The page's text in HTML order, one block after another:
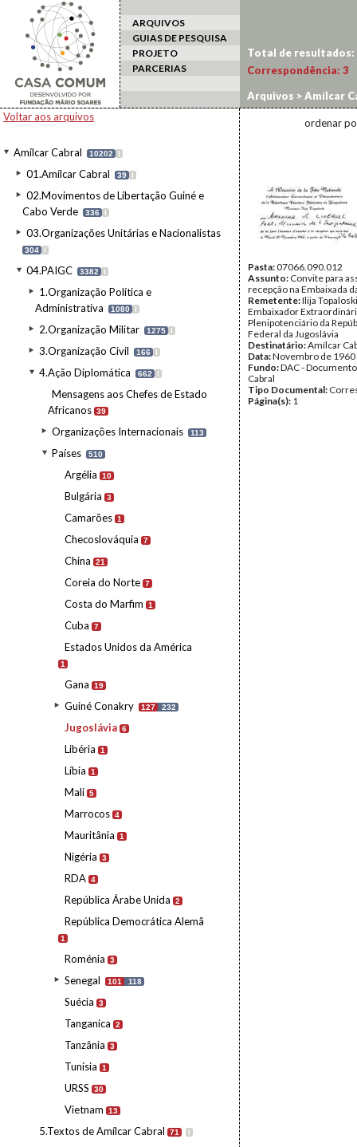
ARQUIVOS
GUIAS DE PESQUISA
PROJETO
PARCERIAS
Voltar aos arquivos
Amílcar Cabral 10202 I
01.Amílcar Cabral 39 I
02.Movimentos de Libertação Guiné e
Cabo Verde
336 I
03.Organizações Unitárias e Nacionalistas
304 I
04.PAIGC 3382 I
1.Organização Política e
Administrativa
1080 I
2.Organização Militar 1275 I
3.Organização Civil 166 I
4.Ação Diplomática 662 I
Mensagens aos Chefes de Estado
Africanos 39
Organizações Internacionais 113
Países 510
Argélia 10
Bulgária 3
Camarões 1
Checoslováquia 7
China 21
Coreia do Norte 7
Costa do Marfim 1
Cuba 7
Estados Unidos da América
1
Gana 19
Guiné Conakry 127 232
Jugoslávia 6
Libéria 1
Líbia 1
Mali 5
Marrocos 4
Mauritânia 1
Nigéria 3
RDA 4
República Árabe Unida 2
República Democrática Alemã
1
Roménia 3
Senegal 101 118
Suécia 3
Tanganica 2
Tanzânia 3
Tunísia 1
URSS 30
Vietnam 13
5.Textos de Amílcar Cabral 71 I
Total de resultados:
Correspondência: 3
Arquivos >Amílcar
ordenar
Pasta:07066.090.012
Assunto: Convite para
recepção na Embaixada
Remetente:Ilija
Embaixador
Plenipotenciário da
Federal da Jugoslávia
Destinatário:Amílcar
Data:Novembro de 1960
Fundo:DAC -
Cabral
Tipo Documental:
Página(s): 1